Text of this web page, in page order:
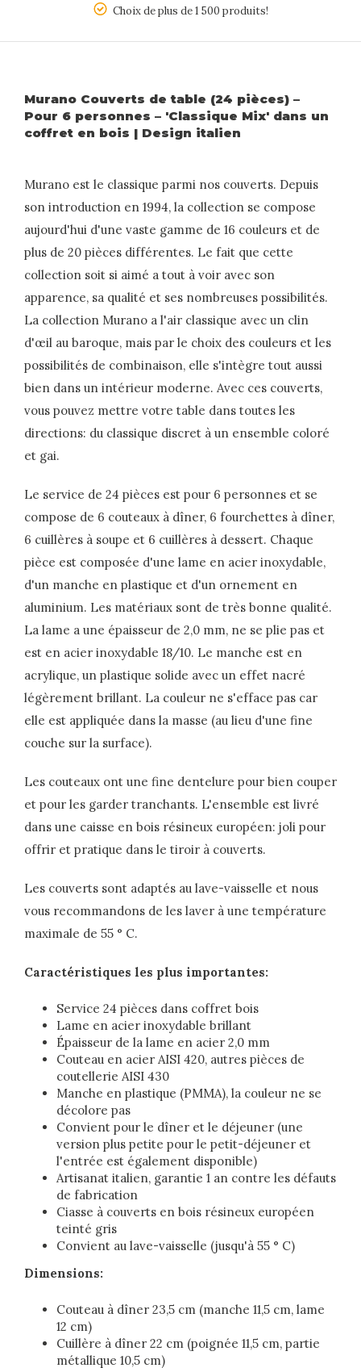
Choix de plus de 1 500 produits!
Murano Couverts de table (24 pièces) –
Pour 6 personnes – 'Classique Mix' dans un
coffret en bois | Design italien
Murano est le classique parmi nos couverts. Depuis
son introduction en 1994, la collection se compose
aujourd'hui d'une vaste gamme de 16 couleurs et de
plus de 20 pièces différentes. Le fait que cette
collection soit si aimé a tout à voir avec son
apparence, sa qualité et ses nombreuses possibilités.
La collection Murano a l'air classique avec un clin
d'œil au baroque, mais par le choix des couleurs et les
possibilités de combinaison, elle s'intègre tout aussi
bien dans un intérieur moderne. Avec ces couverts,
vous pouvez mettre votre table dans toutes les
directions: du classique discret à un ensemble coloré
et gai.
Le service de 24 pièces est pour 6 personnes et se
compose de 6 couteaux à dîner, 6 fourchettes à dîner,
6 cuillères à soupe et 6 cuillères à dessert. Chaque
pièce est composée d'une lame en acier inoxydable,
d'un manche en plastique et d'un ornement en
aluminium. Les matériaux sont de très bonne qualité.
La lame a une épaisseur de 2,0 mm, ne se plie pas et
est en acier inoxydable 18/10. Le manche est en
acrylique, un plastique solide avec un effet nacré
légèrement brillant. La couleur ne s'efface pas car
elle est appliquée dans la masse (au lieu d'une fine
couche sur la surface).
Les couteaux ont une fine dentelure pour bien couper
et pour les garder tranchants. L'ensemble est livré
dans une caisse en bois résineux européen: joli pour
offrir et pratique dans le tiroir à couverts.
Les couverts sont adaptés au lave-vaisselle et nous
vous recommandons de les laver à une température
maximale de 55 ° C.
Caractéristiques les plus importantes:
Service 24 pièces dans coffret bois
Lame en acier inoxydable brillant
Épaisseur de la lame en acier 2,0 mm
Couteau en acier AISI 420, autres pièces de
coutellerie AISI 430
Manche en plastique (PMMA), la couleur ne se
décolore pas
Convient pour le dîner et le déjeuner (une
version plus petite pour le petit-déjeuner et
l'entrée est également disponible)
Artisanat italien, garantie 1 an contre les défauts
de fabrication
Ciasse à couverts en bois résineux européen
teinté gris
Convient au lave-vaisselle (jusqu'à 55 ° C)
Dimensions:
Couteau à dîner 23,5 cm (manche 11,5 cm, lame
12 cm)
Cuillère à dîner 22 cm (poignée 11,5 cm, partie
métallique 10,5 cm)